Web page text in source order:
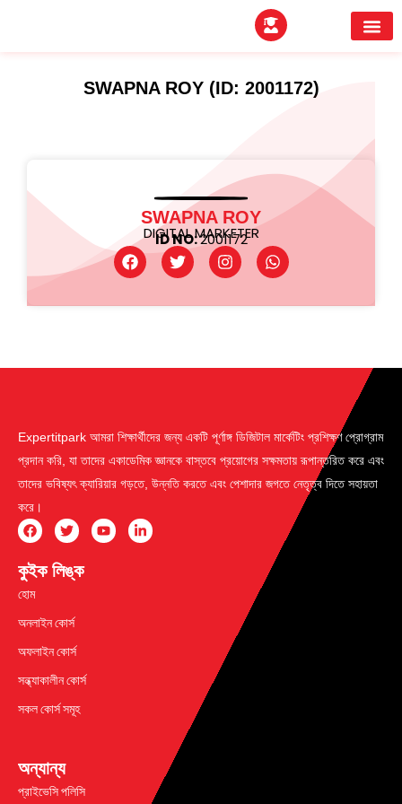
SWAPNA ROY (ID: 2001172)
SWAPNA ROY
DIGITAL MARKETER
ID NO:2001172
Expertitpark আমরা শিক্ষার্থীদের জন্য একটি পূর্ণাঙ্গ ডিজিটাল মার্কেটিং প্রশিক্ষণ প্রোগ্রাম
প্রদান করি, যা তাদের একাডেমিক জ্ঞানকে বাস্তবে প্রয়োগের সক্ষমতায় রূপান্তরিত করে এবং
তাদের ভবিষ্যৎ ক্যারিয়ার গড়তে, উন্নতি করতে এবং পেশাদার জগতে নেতৃত্ব দিতে সহায়তা
করে।
কুইক লিঙ্ক
হোম
অনলাইন কোর্স
অফলাইন কোর্স
সন্ধ্যাকালীন কোর্স
সকল কোর্স সমূহ
অন্যান্য
প্রাইভেসি পলিসি